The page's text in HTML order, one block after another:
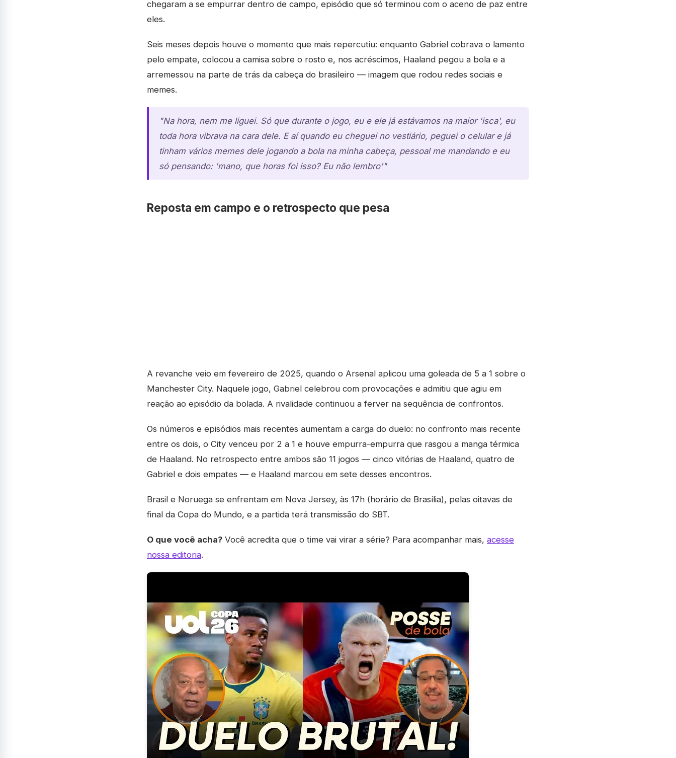
chegaram a se empurrar dentro de campo, episódio que só terminou com o aceno de paz entre
eles.
Seis meses depois houve o momento que mais repercutiu: enquanto Gabriel cobrava o lamento
pelo empate, colocou a camisa sobre o rosto e, nos acréscimos, Haaland pegou a bola e a
arremessou na parte de trás da cabeça do brasileiro — imagem que rodou redes sociais e
memes.
"Na hora, nem me liguei. Só que durante o jogo, eu e ele já estávamos na maior 'isca', eu
toda hora vibrava na cara dele. E aí quando eu cheguei no vestiário, peguei o celular e já
tinham vários memes dele jogando a bola na minha cabeça, pessoal me mandando e eu
só pensando: 'mano, que horas foi isso? Eu não lembro'"
Reposta em campo e o retrospecto que pesa
A revanche veio em fevereiro de 2025, quando o Arsenal aplicou uma goleada de 5 a 1 sobre o
Manchester City. Naquele jogo, Gabriel celebrou com provocações e admitiu que agiu em
reação ao episódio da bolada. A rivalidade continuou a ferver na sequência de confrontos.
Os números e episódios mais recentes aumentam a carga do duelo: no confronto mais recente
entre os dois, o City venceu por 2 a 1 e houve empurra-empurra que rasgou a manga térmica
de Haaland. No retrospecto entre ambos são 11 jogos — cinco vitórias de Haaland, quatro de
Gabriel e dois empates — e Haaland marcou em sete desses encontros.
Brasil e Noruega se enfrentam em Nova Jersey, às 17h (horário de Brasília), pelas oitavas de
final da Copa do Mundo, e a partida terá transmissão do SBT.
O que você acha? Você acredita que o time vai virar a série? Para acompanhar mais, acesse
nossa editoria.